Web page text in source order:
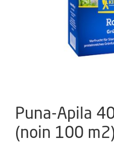
Puna-Apila
(noin 100